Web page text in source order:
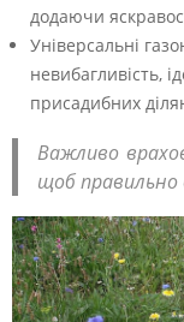
додаючи
Універсальні
невибагливість,
присадибних
Важливо
щоб правильно